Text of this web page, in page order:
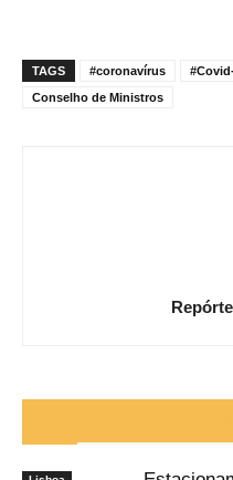
TAGS #coronavírus
Conselho de Ministros